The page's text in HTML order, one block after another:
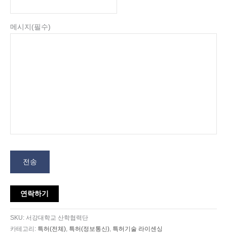
메시지 (필수)
전송
연락하기
SKU: 서강대학교 산학협력단
카테고리: 특허(전체), 특허(정보통신), 특허기술 라이센싱